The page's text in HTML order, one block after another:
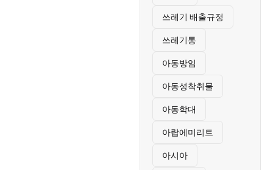
쓰레기 배출규정
쓰레기통
아동방임
아동성착취물
아동학대
아랍에미리트
아시아